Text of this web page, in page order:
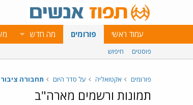
עמוד ראשי פורומים מה חדש
פוסטים חיפוש
פורומים אקטואליה על סדר היום תחבורה
תמונות ורשמים מארה"ב